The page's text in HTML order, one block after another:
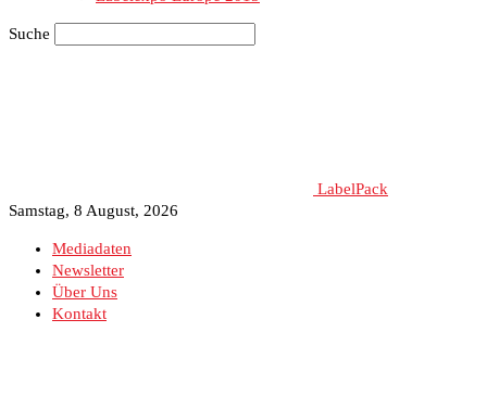
Suche
LabelPack
Samstag, 8 August, 2026
Mediadaten
Newsletter
Über Uns
Kontakt